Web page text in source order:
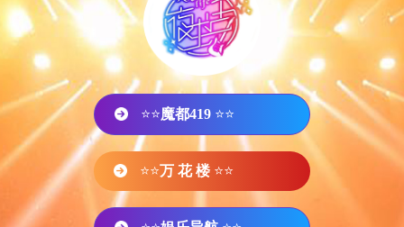
⭐⭐魔都419 ⭐⭐
⭐⭐万 花 楼 ⭐⭐